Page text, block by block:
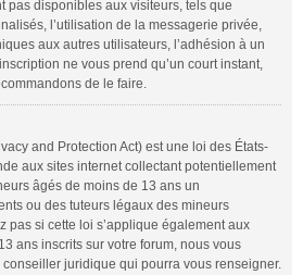
pas disponibles aux visiteurs, tels que
l’utilisation de la messagerie privée,
aux autres utilisateurs, l’adhésion à un
ne vous prend qu’un court instant,
de le faire.
and Protection Act) est une loi des États-
aux sites internet collectant potentiellement
âgés de moins de 13 ans un
ou des tuteurs légaux des mineurs
pas si cette loi s’applique également aux
ans inscrits sur votre forum, nous vous
juridique qui pourra vous renseigner.